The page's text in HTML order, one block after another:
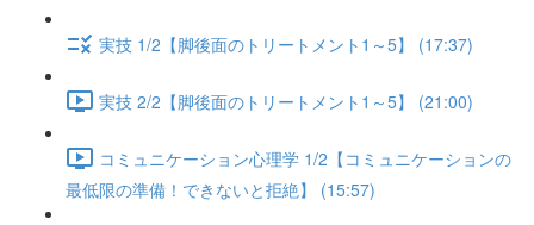
実技 1/2【脚後面のトリートメント1～5】 (17:37)
実技 2/2【脚後面のトリートメント1～5】 (21:00)
コミュニケーション心理学 1/2【コミュニケーションの
最低限の準備！できないと拒絶】 (15:57)